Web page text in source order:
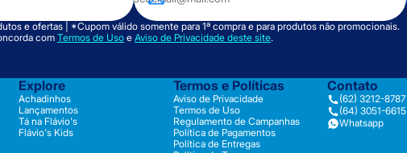
e ofertas | *Cupom válido somente para 1ª compra e para produtos não promocionais.
comTermos de Uso e Aviso de Privacidade deste site.
Explore
Achadinhos
Lançamentos
Tá na Flávio's
Flávio's Kids
Termos e Políticas
Aviso de Privacidade
Termos de Uso
Regulamento de Campanhas
Política de Pagamentos
Política de Entregas
Contato
(62) 3212-8787
(64) 3051-6615
Whatsapp